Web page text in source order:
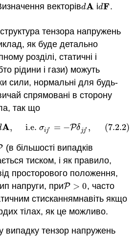
векторівdA
dA іdF
dF.
тензора напружень
як буде детально
розділі, статичні і
рідини і гази) можуть
сили, нормальні для будь-
спрямовані в сторону
так що
A, i.e. σij′ = −Pδjj′ , (7.2.2)
=−P A,i.e.σ j′= −Pδjj′,
(в більшості випадків
тиском, і як правило,
просторового положення,
напруги, приP > 0
P>0
, часто
стисканнямнавіть якщо
тілах, як це можливо.
випадку тензор напружень